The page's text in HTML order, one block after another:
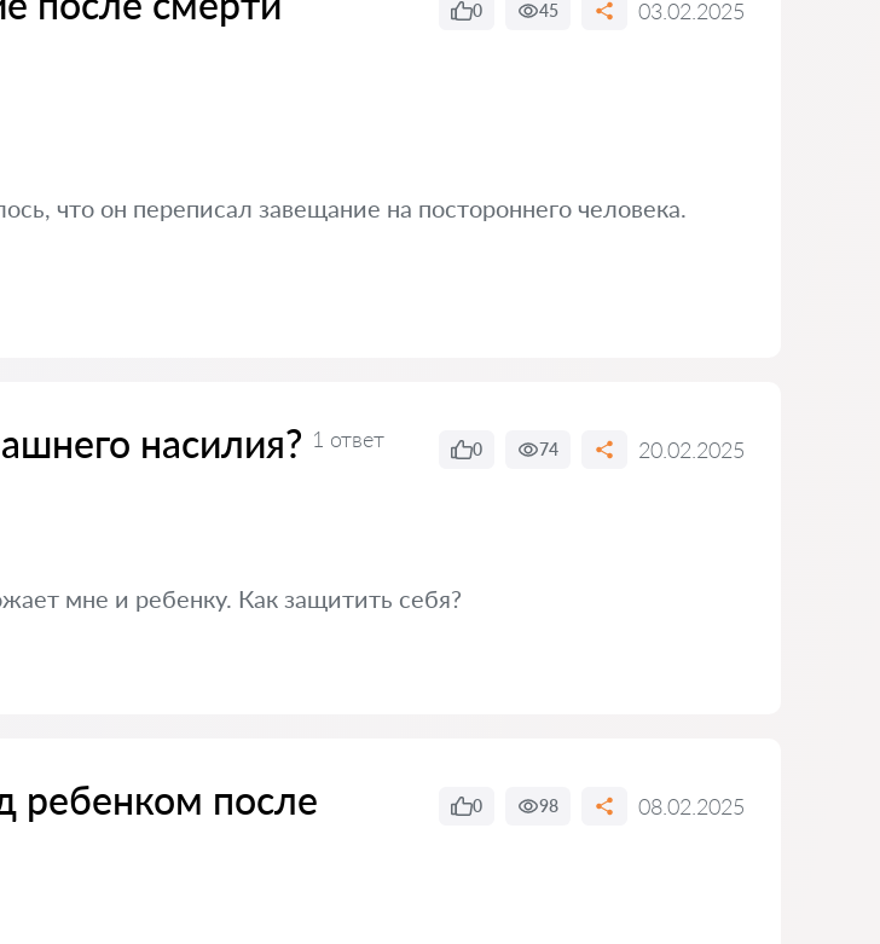
0 45 03.02.2025
что он переписал завещание на постороннего человека.
насилия? 1 ответ 0 74 20.02.2025
мне и ребенку. Как защитить себя?
ребенком после
0 98 08.02.2025